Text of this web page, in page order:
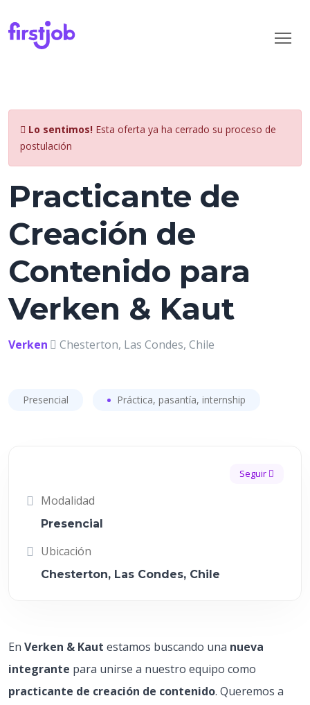
Lo sentimos! Esta oferta ya ha cerrado su proceso de
postulación
Practicante de
Creación de
Contenido para
Verken & Kaut
Verken Chesterton, Las Condes, Chile
Presencial Práctica, pasantía, internship
Seguir
Modalidad
Presencial
Ubicación
Chesterton, Las Condes, Chile
En Verken & Kaut estamos buscando una nueva
integrante para unirse a nuestro equipo como
practicante de creación de contenido. Queremos a